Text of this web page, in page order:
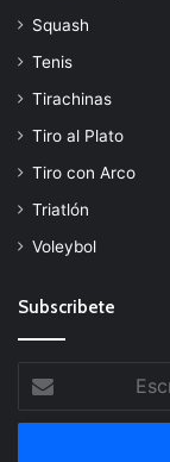
Squash
Tenis
Tirachinas
Tiro al Plato
Tiro con Arco
Triatlón
Voleybol
Subscribete
Escribe
tu
correo